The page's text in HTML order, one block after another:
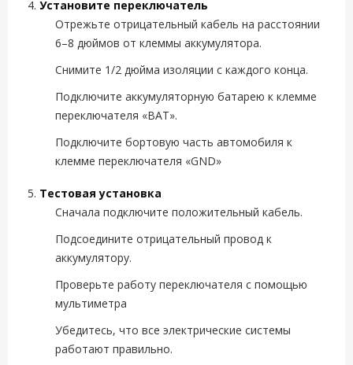
Установите переключатель
Отрежьте отрицательный кабель на расстоянии
6–8 дюймов от клеммы аккумулятора.
Снимите 1/2 дюйма изоляции с каждого конца.
Подключите аккумуляторную батарею к клемме
переключателя «BAT».
Подключите бортовую часть автомобиля к
клемме переключателя «GND»
Тестовая установка
Сначала подключите положительный кабель.
Подсоедините отрицательный провод к
аккумулятору.
Проверьте работу переключателя с помощью
мультиметра
Убедитесь, что все электрические системы
работают правильно.